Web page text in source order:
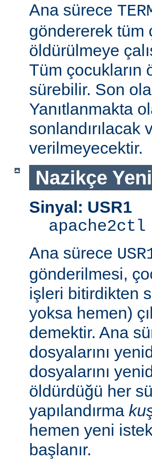
Ana sürece
göndererek tüm
öldürülmeye
Tüm çocukların
sürebilir. Son
Yanıtlanmakta
sonlandırılacak
verilmeyecektir.
Nazikçe
Sinyal: USR1
Ana sürece
gönderilmesi,
işleri bitirdikten
yoksa hemen)
demektir. Ana
dosyalarını
dosyalarını
öldürdüğü her
yapılandırma
hemen yeni
başlanır.